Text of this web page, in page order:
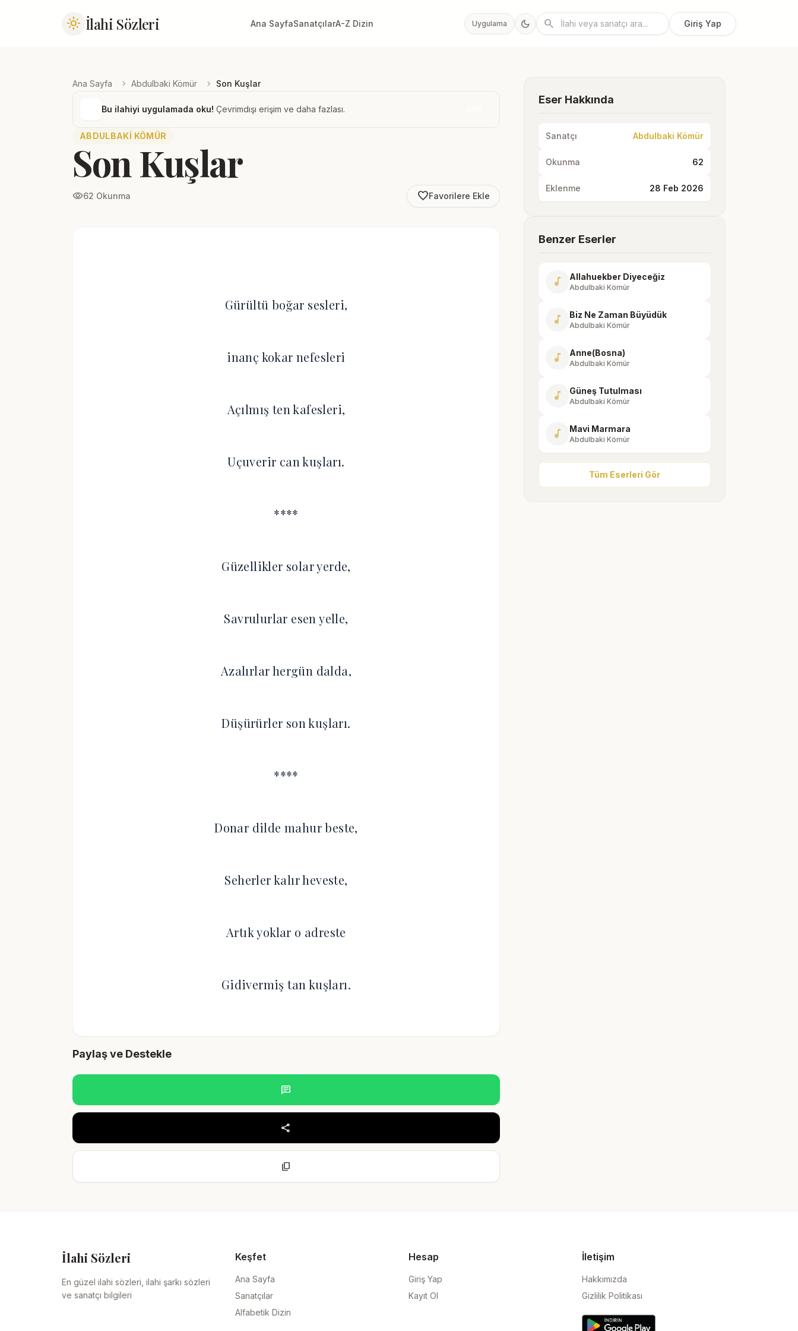
light_mode İlahi Sözleri Ana SayfaSanatçılarA-Z Dizin Uygulama dark_mode search Giriş Yap
Ana Sayfa chevron_right Abdulbaki Kömür chevron_right Son Kuşlar
Bu ilahiyi uygulamada oku! Çevrimdışı erişim ve daha fazlası.
ABDULBAKI KÖMÜR
Son Kuşlar
visibility62 Okunma favorite_borderFavorilere Ekle
Gürültü boğar sesleri,
inanç kokar nefesleri
Açılmış ten kafesleri,
Uçuverir can kuşları.
****
Güzellikler solar yerde,
Savrulurlar esen yelle,
Azalırlar hergün dalda,
Düşürürler son kuşları.
****
Donar dilde mahur beste,
Seherler kalır heveste,
Artık yoklar o adreste
Gidivermiş tan kuşları.
Paylaş ve Destekle
chat
share
content_copy
Eser Hakkında
Sanatçı Abdulbaki Kömür
Okunma 62
Eklenme 28 Feb 2026
Benzer Eserler
music_note Allahuekber Diyeceğiz
Abdulbaki Kömür
music_note Biz Ne Zaman Büyüdük
Abdulbaki Kömür
music_note Anne(Bosna)
Abdulbaki Kömür
music_note Güneş Tutulması
Abdulbaki Kömür
music_note Mavi Marmara
Abdulbaki Kömür
Tüm Eserleri Gör
İlahi Sözleri
En güzel ilahi sözleri, ilahi şarkı sözleri
ve sanatçı bilgileri
Keşfet
Ana Sayfa
Sanatçılar
Alfabetik Dizin
Hesap
Giriş Yap
Kayıt Ol
İletişim
Hakkımızda
Gizlilik Politikası